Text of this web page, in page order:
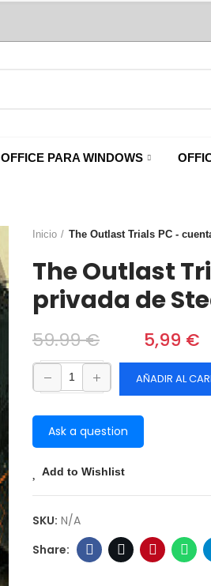
OFFICE PARA WINDOWS
Inicio The Outlast Trials PC -
The Outlast
privada de
59.99 € 5,99 €
AÑADIR AL
Ask a question
Add to Wishlist
SKU: N/A